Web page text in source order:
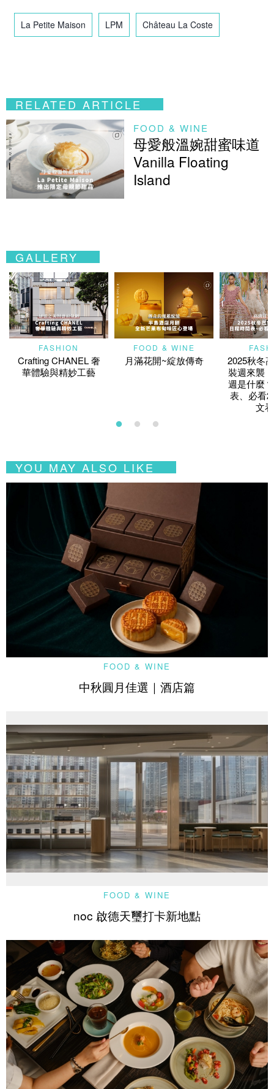
La Petite Maison LPM Château La Coste
RELATED ARTICLE
FOOD & WINE
母愛般溫婉甜蜜味道
Vanilla Floating
Island
GALLERY
FASHION
Crafting CHANEL 奢
華體驗與精妙工藝
FOOD & WINE
月滿花開~綻放傳奇
2025秋冬
裝週來襲
週是什麼
表、必看
文
YOU MAY ALSO LIKE
FOOD & WINE
中秋圓月佳選｜酒店篇
FOOD & WINE
noc 啟德天璽打卡新地點